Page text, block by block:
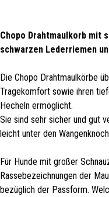
Chopo Drahtmaulkorb mit
schwarzen Lederriemen
Die Chopo Drahtmaulkörbe
Tragekomfort sowie ihren
Hecheln ermöglicht.
Sie sind sehr sicher und gut
leicht unter den
Für Hunde mit großer
Rassebezeichnungen der
bezüglich der Passform.